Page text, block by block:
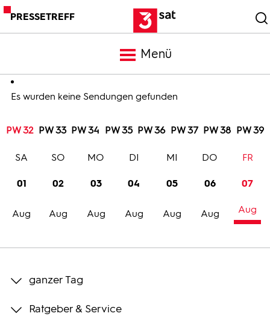
PRESSETREFF
Menü
Meldungen
Programm
Trailer
Bilder
Es wurden keine Sendungen gefunden
PW 32 PW 33 PW 34 PW 35 PW 36 PW 37 PW 38 PW 39
01
Aug
SA
02
Aug
SO
03
Aug
MO
04
Aug
DI
05
Aug
MI
06
Aug
DO
07
Aug
FR
ganzer Tag
Ratgeber & Service